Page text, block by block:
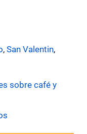
,San Valentin,
sobre café y